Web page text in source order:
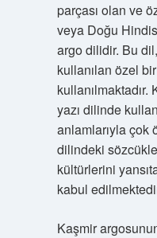
parçası olan ve
veya Doğu
argo dilidir. Bu
kullanılan özel
yazı dilinde
anlamlarıyla çok
dilindeki
kültürlerini
kabul
Kaşmir